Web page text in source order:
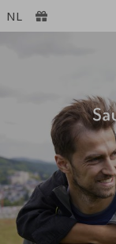
NL